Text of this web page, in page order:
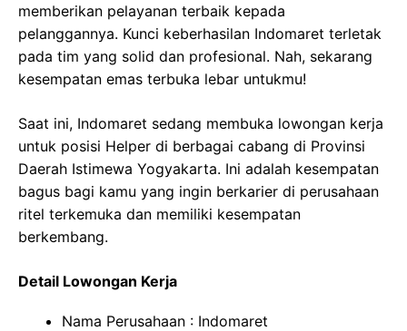
memberikan pelayanan terbaik kepada
pelanggannya. Kunci keberhasilan Indomaret terletak
pada tim yang solid dan profesional. Nah, sekarang
kesempatan emas terbuka lebar untukmu!
Saat ini, Indomaret sedang membuka lowongan kerja
untuk posisi Helper di berbagai cabang di Provinsi
Daerah Istimewa Yogyakarta. Ini adalah kesempatan
bagus bagi kamu yang ingin berkarier di perusahaan
ritel terkemuka dan memiliki kesempatan
berkembang.
Detail Lowongan Kerja
Nama Perusahaan : Indomaret